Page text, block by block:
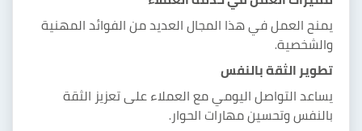
يمنح العمل في هذا المجال العديد من الفوائد المهنية
والشخصية.
تطوير الثقة بالنفس
يساعد التواصل اليومي مع العملاء على تعزيز الثقة
بالنفس وتحسين مهارات الحوار.